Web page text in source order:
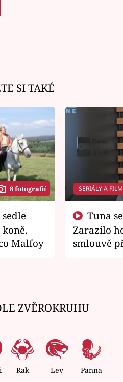
SI TAKÉ
8 fotografií
Malfoy
SERIÁLY A
Zarazilo
smlouvě
ZVĚROKRUHU
Rak Lev Panna